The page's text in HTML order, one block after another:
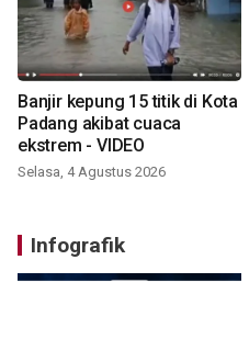
Banjir kepung 15 titik di Kota
Padang akibat cuaca
ekstrem - VIDEO
Selasa, 4 Agustus 2026
Infografik